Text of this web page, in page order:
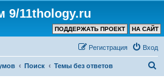
9/11thology.ru
НА САЙТ
ПОДДЕРЖАТЬ ПРОЕКТ
Вход
Регистрация
Поиск Темы без ответов